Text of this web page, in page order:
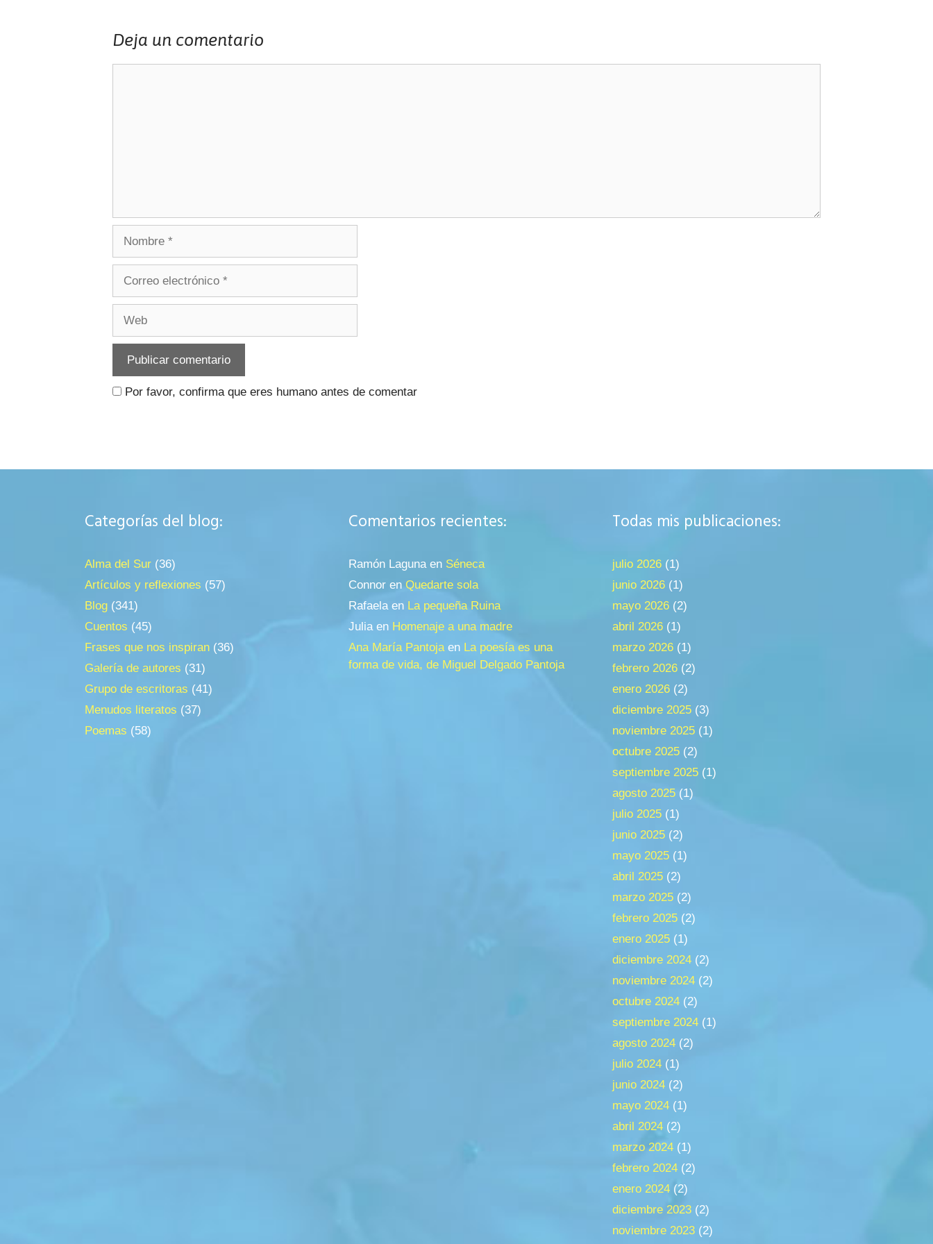
Deja un comentario
Por favor, confirma que eres humano antes de comentar
Categorías del blog:
Alma del Sur (36)
Artículos y reflexiones (57)
Blog (341)
Cuentos (45)
Frases que nos inspiran (36)
Galería de autores (31)
Grupo de escritoras (41)
Menudos literatos (37)
Poemas (58)
Comentarios recientes:
Ramón Lagunaen Séneca
Connoren Quedarte sola
Rafaelaen La pequeña Ruina
Juliaen Homenaje a una madre
Ana María Pantojaen La poesía es una
forma de vida, de Miguel Delgado Pantoja
Todas mis publicaciones:
julio 2026(1)
junio 2026(1)
mayo 2026(2)
abril 2026(1)
marzo 2026(1)
febrero 2026(2)
enero 2026(2)
diciembre 2025(3)
noviembre 2025(1)
octubre 2025(2)
septiembre 2025(1)
agosto 2025(1)
julio 2025(1)
junio 2025(2)
mayo 2025(1)
abril 2025(2)
marzo 2025(2)
febrero 2025(2)
enero 2025(1)
diciembre 2024(2)
noviembre 2024(2)
octubre 2024(2)
septiembre 2024(1)
agosto 2024(2)
julio 2024(1)
junio 2024(2)
mayo 2024(1)
abril 2024(2)
marzo 2024(1)
febrero 2024(2)
enero 2024(2)
diciembre 2023(2)
noviembre 2023(2)